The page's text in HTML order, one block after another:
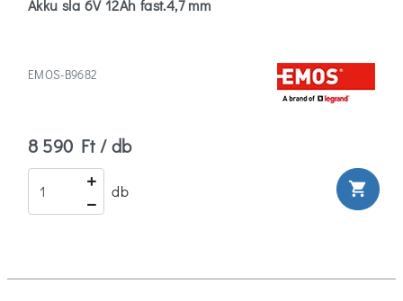
Akku sla 6V 12Ah fast.4,7 mm
EMOS-B9682
8 590 Ft / db
db shopping_cart